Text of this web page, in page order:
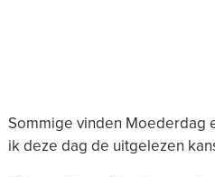
Sommige vinden Moederdag
ik deze dag de uitgelezen